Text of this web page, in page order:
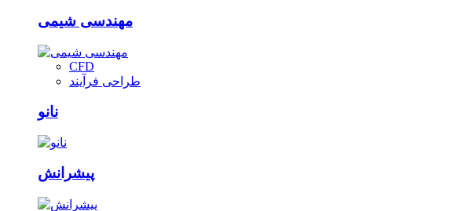
مهندسی شیمی
CFD
طراحی فرآیند
نانو
پیشرانش